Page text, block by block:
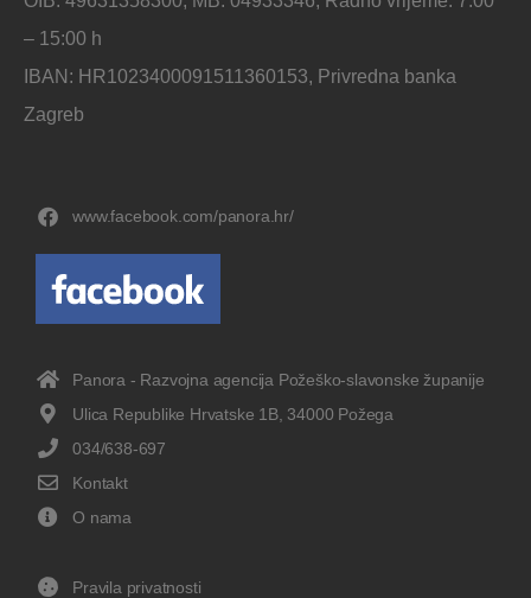
– 15:00 h
IBAN: HR1023400091511360153, Privredna banka
Zagreb
www.facebook.com/panora.hr/
Panora - Razvojna agencija Požeško-slavonske županije
Ulica Republike Hrvatske 1B, 34000 Požega
034/638-697
Kontakt
O nama
Pravila privatnosti